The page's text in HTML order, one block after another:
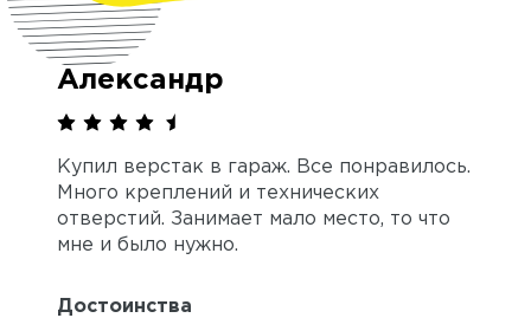
Александр
Купил верстак в гараж. Все понравилось.
Много креплений и технических
отверстий. Занимает мало место, то что
мне и было нужно.
Достоинства